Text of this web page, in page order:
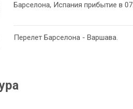
Барселона, Испания прибытие в
Перелет Барселона - Варшава.